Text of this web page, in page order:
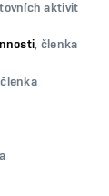
aktivit
, členka
, členka